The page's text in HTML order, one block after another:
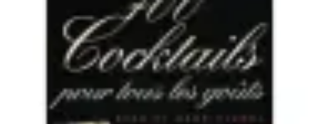
Recettes de CocktailsTechniques de Mixologie
Recettes et
GuideÉquipement
Cocktails Créatifs